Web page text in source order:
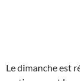
Le dimanche est